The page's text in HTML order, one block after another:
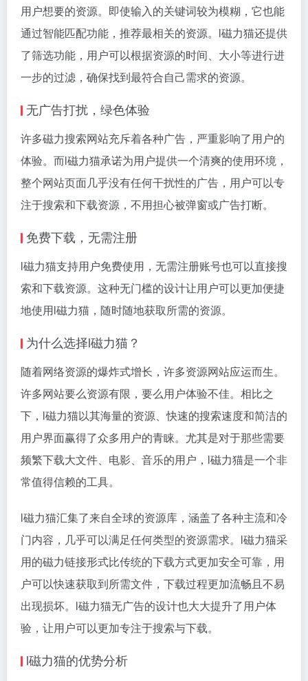
用户想要的资源。即使输入的关键词较为模糊，它也能
通过智能匹配功能，推荐最相关的资源。l磁力猫还提供
了筛选功能，用户可以根据资源的时间、大小等进行进
一步的过滤，确保找到最符合自己需求的资源。
无广告打扰，绿色体验
许多磁力搜索网站充斥着各种广告，严重影响了用户的
体验。而l磁力猫承诺为用户提供一个清爽的使用环境，
整个网站页面几乎没有任何干扰性的广告，用户可以专
注于搜索和下载资源，不用担心被弹窗或广告打断。
免费下载，无需注册
l磁力猫支持用户免费使用，无需注册账号也可以直接搜
索和下载资源。这种无门槛的设计让用户可以更加便捷
地使用l磁力猫，随时随地获取所需的资源。
为什么选择l磁力猫？
随着网络资源的爆炸式增长，许多资源网站应运而生。
许多网站要么资源有限，要么用户体验不佳。相比之
下，l磁力猫以其海量的资源、快速的搜索速度和简洁的
用户界面赢得了众多用户的青睐。尤其是对于那些需要
频繁下载大文件、电影、音乐的用户，l磁力猫是一个非
常值得信赖的工具。
l磁力猫汇集了来自全球的资源库，涵盖了各种主流和冷
门内容，几乎可以满足任何类型的资源需求。l磁力猫采
用的磁力链接形式比传统的下载方式更加安全可靠，用
户可以快速获取到所需文件，下载过程更加流畅且不易
出现损坏。l磁力猫无广告的设计也大大提升了用户体
验，让用户可以更加专注于搜索与下载。
l磁力猫的优势分析